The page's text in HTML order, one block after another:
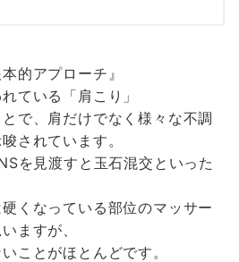
的アプローチ』
ている「肩こり」
で、肩だけでなく様々な不調
されています。
を見渡すと玉石混交といった
くなっている部位のマッサー
ますが、
ことがほとんどです。